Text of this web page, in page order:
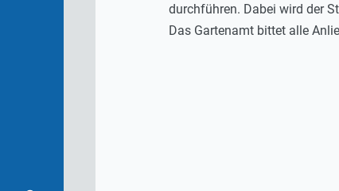
durchführen. Dabei wird der
Das Gartenamt bittet alle